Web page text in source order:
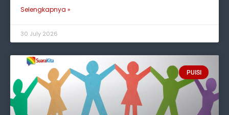
Selengkapnya »
30 July 2026
PUISI